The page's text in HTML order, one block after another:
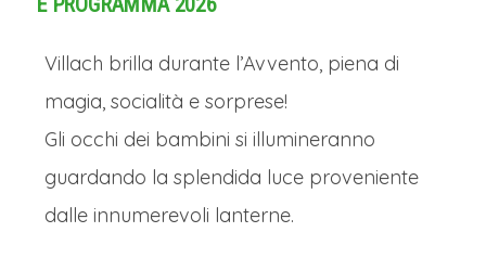
d'inverno si trasforma in un vero e
proprio paese delle meraviglie. Il suo
cuore pulsante, Hauptplatz, ospita uno
dei mercatini di Natale più suggestivi
dell'Austria.L'aria profuma di vin brulè
speziato, di Kletzenbrot (il tipico pane
Villach brilla durante l’Avvento, piena di
magia, socialità e sorprese!
Gli occhi dei bambini si illumineranno
guardando la splendida luce proveniente
dalle innumerevoli lanterne.